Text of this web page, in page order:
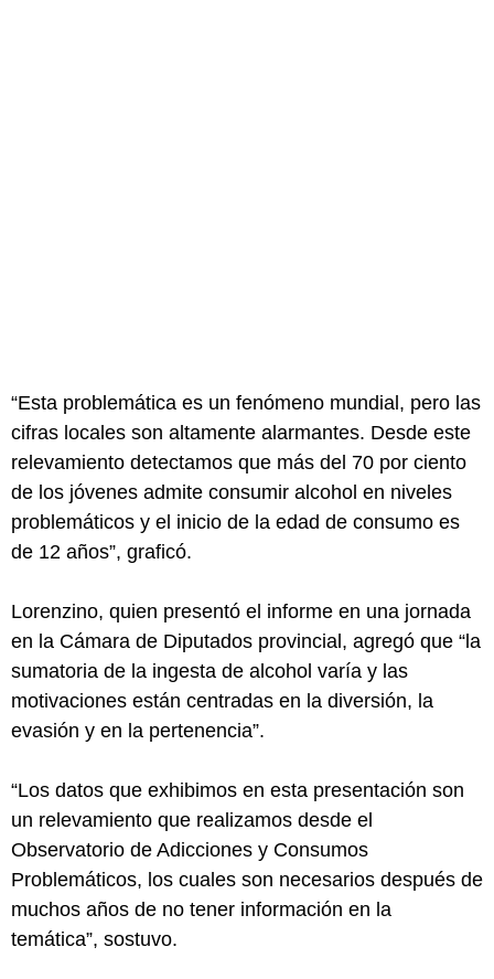
“Esta problemática es un fenómeno mundial, pero las
cifras locales son altamente alarmantes. Desde este
relevamiento detectamos que más del 70 por ciento
de los jóvenes admite consumir alcohol en niveles
problemáticos y el inicio de la edad de consumo es
de 12 años”, graficó.
Lorenzino, quien presentó el informe en una jornada
en la Cámara de Diputados provincial, agregó que “la
sumatoria de la ingesta de alcohol varía y las
motivaciones están centradas en la diversión, la
evasión y en la pertenencia”.
“Los datos que exhibimos en esta presentación son
un relevamiento que realizamos desde el
Observatorio de Adicciones y Consumos
Problemáticos, los cuales son necesarios después de
muchos años de no tener información en la
temática”, sostuvo.